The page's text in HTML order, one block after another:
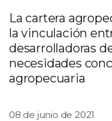
La cartera
la vinculación
desarrolladoras
necesidades
agropecuaria
08 de junio de 2021